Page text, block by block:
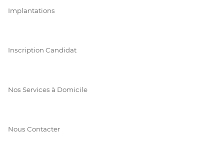
Implantations
Inscription Candidat
Nos Services à Domicile
Nous Contacter